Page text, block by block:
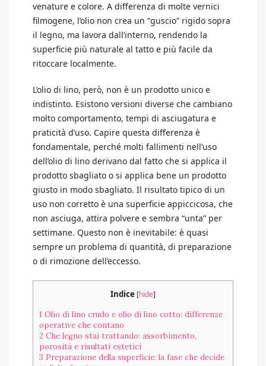
venature e colore. A differenza di molte vernici
filmogene, l’olio non crea un “guscio” rigido sopra
il legno, ma lavora dall’interno, rendendo la
superficie più naturale al tatto e più facile da
ritoccare localmente.
L’olio di lino, però, non è un prodotto unico e
indistinto. Esistono versioni diverse che cambiano
molto comportamento, tempi di asciugatura e
praticità d’uso. Capire questa differenza è
fondamentale, perché molti fallimenti nell’uso
dell’olio di lino derivano dal fatto che si applica il
prodotto sbagliato o si applica bene un prodotto
giusto in modo sbagliato. Il risultato tipico di un
uso non corretto è una superficie appiccicosa, che
non asciuga, attira polvere e sembra “unta” per
settimane. Questo non è inevitabile: è quasi
sempre un problema di quantità, di preparazione
o di rimozione dell’eccesso.
Indice [hide]
1 Olio di lino crudo e olio di lino cotto: differenze
operative che contano
2 Che legno stai trattando: assorbimento,
porosità e risultati estetici
3 Preparazione della superficie: la fase che decide